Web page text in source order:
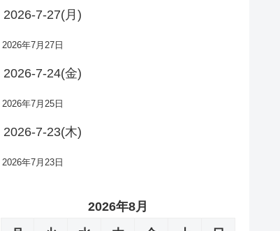
2026-7-27(月)
2026年7月27日
2026-7-24(金)
2026年7月25日
2026-7-23(木)
2026年7月23日
2026年8月